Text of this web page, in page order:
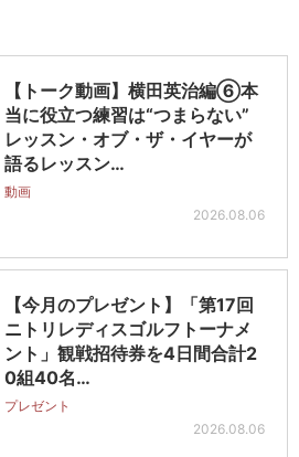
【トーク動画】横田英治編⑥本
当に役立つ練習は“つまらない”
レッスン・オブ・ザ・イヤーが
語るレッスン…
動画
2026.08.06
【今月のプレゼント】「第17回
ニトリレディスゴルフトーナメ
ント」観戦招待券を4日間合計2
0組40名…
プレゼント
2026.08.06